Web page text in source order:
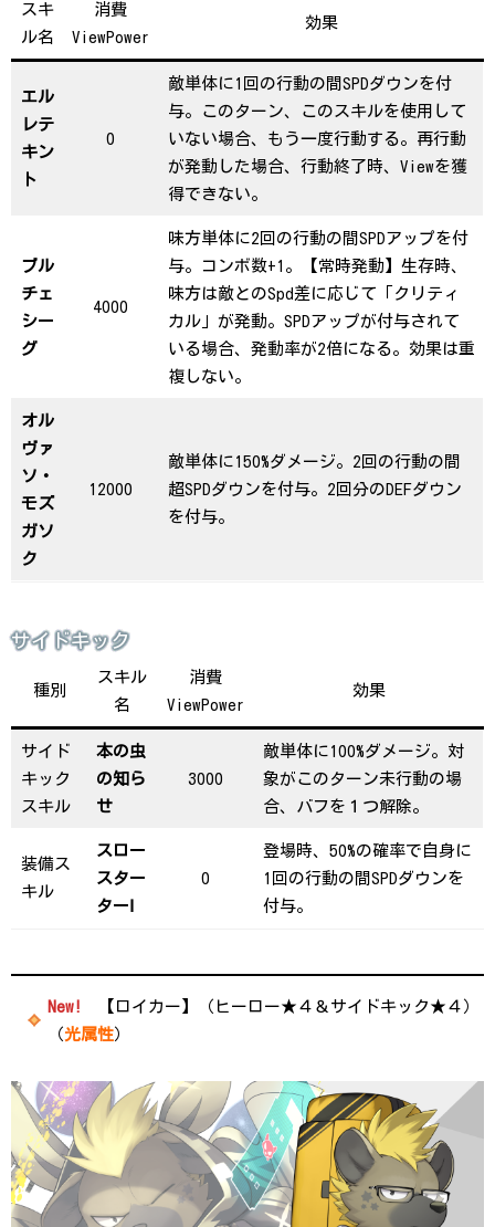
スキ
ル名
消費
ViewPower
効果
エル
レテ
キン
ト
0
敵単体に1回の行動の間SPDダウンを付
与。このターン、このスキルを使用して
いない場合、もう一度行動する。再行動
が発動した場合、行動終了時、Viewを獲
得できない。
ブル
チェ
シー
グ
4000
味方単体に2回の行動の間SPDアップを付
与。コンボ数+1。【常時発動】生存時、
味方は敵とのSpd差に応じて「クリティ
カル」が発動。SPDアップが付与されて
いる場合、発動率が2倍になる。効果は重
複しない。
オル
ヴァ
ソ・
モズ
ガソ
ク
12000
敵単体に150%ダメージ。2回の行動の間
超SPDダウンを付与。2回分のDEFダウン
を付与。
サイドキック
種別
スキル
名
消費
ViewPower
効果
サイド
キック
スキル
本の虫
の知ら
せ
3000
敵単体に100%ダメージ。対
象がこのターン未行動の場
合、バフを１つ解除。
装備ス
キル
スロー
スター
ターⅠ
0
登場時、50%の確率で自身に
1回の行動の間SPDダウンを
付与。
New!
【ロイカー】（ヒーロー★４＆サイドキック★４）
（ 光属性）